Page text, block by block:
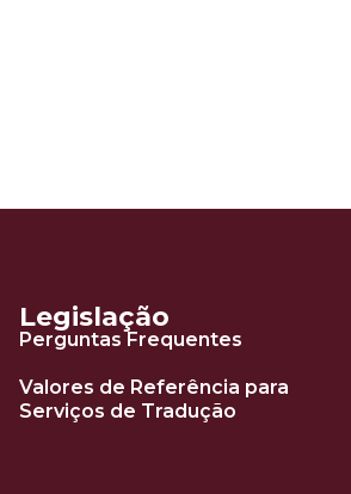
Legislação
Perguntas Frequentes
Valores de Referência para
Serviços de Tradução